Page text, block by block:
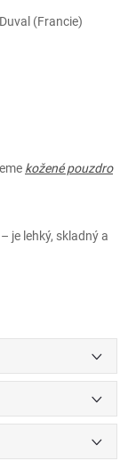
(Francie)
kožené pouzdro
je lehký, skladný a